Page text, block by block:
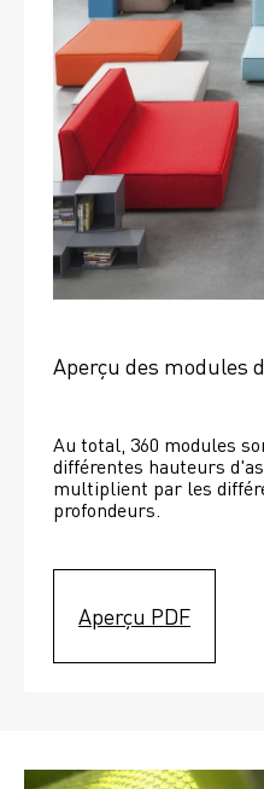
Aperçu des modules
Au total, 360 modules
différentes hauteurs
multiplient par les
profondeurs.
Aperçu PDF